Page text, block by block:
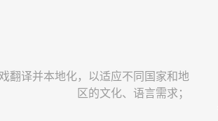
翻译并本地化，以适应不同国家和地
区的文化、语言需求；